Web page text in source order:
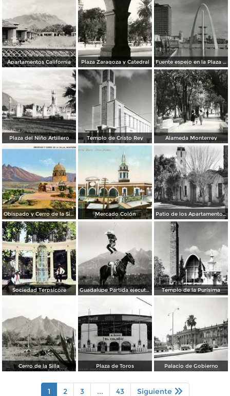
Apartamentos California Plaza Zaragoza y Catedral Fuente espejo en la Plaza Zaragoza
Plaza del Niño Artillero Templo de Cristo Rey Alameda Monterrey
Obispado y Cerro de la Silla Mercado Colón Patio de los Apartamentos Regina
Sociedad Terpsícore Guadalupe Partida ejecutando una charrería con lazo Templo de la Purísima
Cerro de la Silla Plaza de Toros Palacio de Gobierno
1 2 3 ... 43 Siguiente